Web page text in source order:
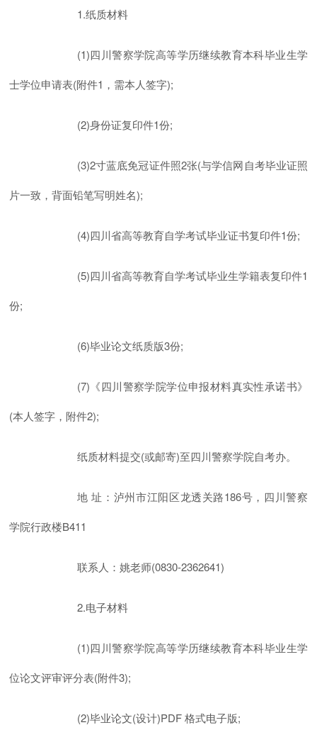
1.纸质材料
(1)四川警察学院高等学历继续教育本科毕业生学
士学位申请表(附件1，需本人签字);
(2)身份证复印件1份;
(3)2寸蓝底免冠证件照2张(与学信网自考毕业证照
片一致，背面铅笔写明姓名);
(4)四川省高等教育自学考试毕业证书复印件1份;
(5)四川省高等教育自学考试毕业生学籍表复印件1
份;
(6)毕业论文纸质版3份;
(7)《四川警察学院学位申报材料真实性承诺书》
(本人签字，附件2);
纸质材料提交(或邮寄)至四川警察学院自考办。
地 址：泸州市江阳区龙透关路186号，四川警察
学院行政楼B411
联系人：姚老师(0830-2362641)
2.电子材料
(1)四川警察学院高等学历继续教育本科毕业生学
位论文评审评分表(附件3);
(2)毕业论文(设计)PDF 格式电子版;